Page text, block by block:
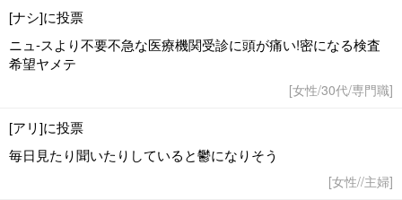
[ナシ]に投票
ニュ-スより不要不急な医療機関受診に頭が痛い!密になる検査
希望ヤメテ
[女性/30代/専門職]
[アリ]に投票
毎日見たり聞いたりしていると鬱になりそう
[女性//主婦]